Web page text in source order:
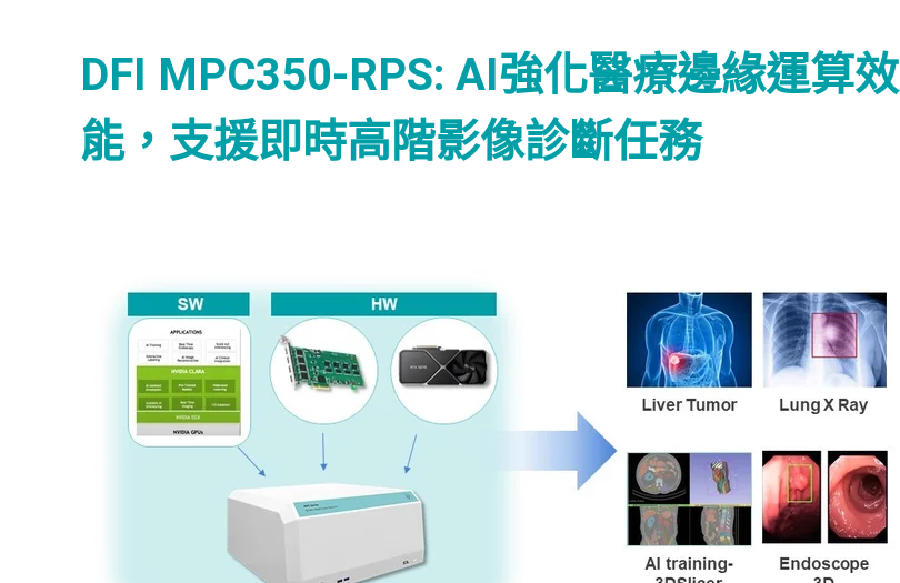
DFI MPC350-RPS: AI強化醫療邊緣運算效
能，支援即時高階影像診斷任務